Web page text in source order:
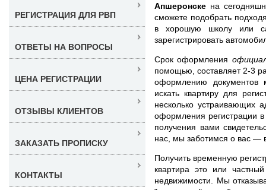
Апшеронске на
сможете подобрать
в хорошую школу или
зарегистрировать
Срок оформления
помощью, составляет 2-3
оформлению
искать квартиру для
несколько устраивающих
оформления регистрации
получения вами
нас, мы заботимся о вас —
Получить временную
квартира это или
недвижимости. Мы
РЕГИСТРАЦИЯ ДЛЯ РВП
ОТВЕТЫ НА ВОПРОСЫ
ЦЕНА РЕГИСТРАЦИИ
ОТЗЫВЫ КЛИЕНТОВ
ЗАКАЗАТЬ ПРОПИСКУ
КОНТАКТЫ